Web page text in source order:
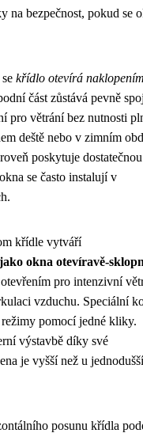
na bezpečnost, pokud se
křídlo otevírá
část zůstává pevně
pro větrání bez nutnosti
deště nebo v zimním
poskytuje dostatečnou
se často instalují v
křídle vytváří
okna otevíravě-
pro intenzivní
vzduchu. Speciální
pomocí jedné kliky.
výstavbě díky své
je vyšší než u
posunu křídla